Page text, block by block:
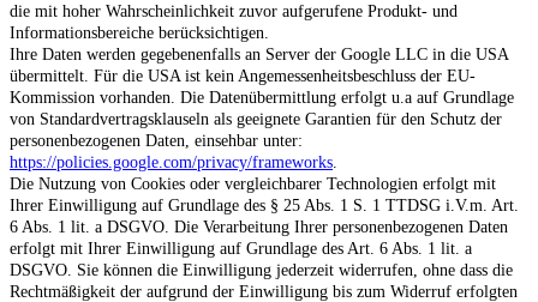
die mit hoher Wahrscheinlichkeit zuvor aufgerufene Produkt- und
Informationsbereiche berücksichtigen.
Ihre Daten werden gegebenenfalls an Server der Google LLC in die USA
übermittelt. Für die USA ist kein Angemessenheitsbeschluss der EU-
Kommission vorhanden. Die Datenübermittlung erfolgt u.a auf Grundlage
von Standardvertragsklauseln als geeignete Garantien für den Schutz der
personenbezogenen Daten, einsehbar unter:
https://policies.google.com/privacy/frameworks
Die Nutzung von Cookies oder vergleichbarer Technologien erfolgt mit
Ihrer Einwilligung auf Grundlage des § 25 Abs. 1 S. 1 TTDSG i.V.m. Art.
6 Abs. 1 lit. a DSGVO. Die Verarbeitung Ihrer personenbezogenen Daten
erfolgt mit Ihrer Einwilligung auf Grundlage des Art. 6 Abs. 1 lit. a
DSGVO. Sie können die Einwilligung jederzeit widerrufen, ohne dass die
Rechtmäßigkeit der aufgrund der Einwilligung bis zum Widerruf erfolgten